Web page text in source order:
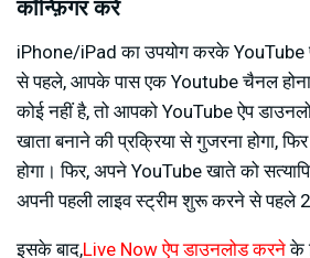
कॉन्फ़िगर करें
iPhone/iPad का उपयोग करके YouTube
से पहले, आपके पास एक Youtube चैनल
कोई नहीं है, तो आपको YouTube ऐप
खाता बनाने की प्रक्रिया से गुजरना होगा,
होगा। फिर, अपने YouTube खाते को
अपनी पहली लाइव स्ट्रीम शुरू करने से पहले
इसके बाद,Live Now ऐप डाउनलोड करनेके